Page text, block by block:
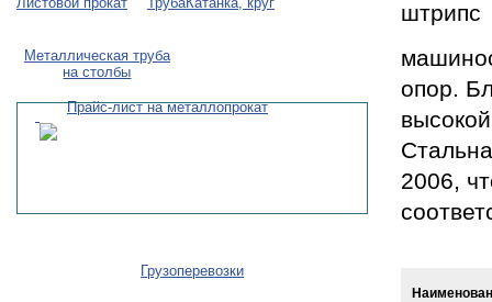
Металлическая труба
на столбы
Прайс-лист на металлопрокат
Грузоперевозки
опор.
2006,